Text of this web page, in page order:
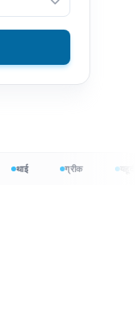
ग्रीक यहूदी